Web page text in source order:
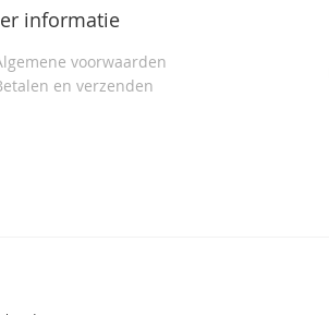
informatie
voorwaarden
en verzenden